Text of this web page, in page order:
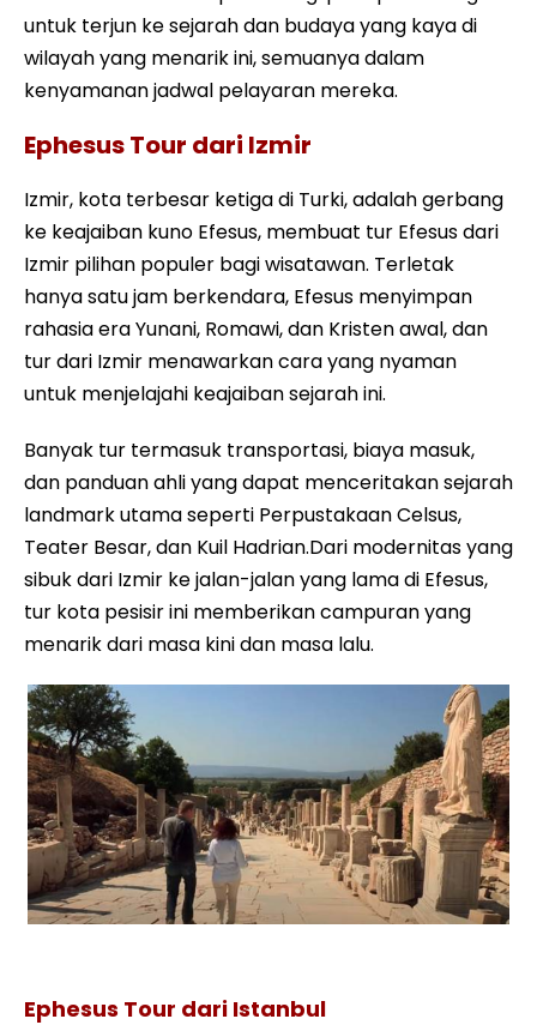
untuk terjun ke sejarah dan budaya yang kaya di
wilayah yang menarik ini, semuanya dalam
kenyamanan jadwal pelayaran mereka.
Ephesus Tour dari Izmir
Izmir, kota terbesar ketiga di Turki, adalah gerbang
ke keajaiban kuno Efesus, membuat tur Efesus dari
Izmir pilihan populer bagi wisatawan. Terletak
hanya satu jam berkendara, Efesus menyimpan
rahasia era Yunani, Romawi, dan Kristen awal, dan
tur dari Izmir menawarkan cara yang nyaman
untuk menjelajahi keajaiban sejarah ini.
Banyak tur termasuk transportasi, biaya masuk,
dan panduan ahli yang dapat menceritakan sejarah
landmark utama seperti Perpustakaan Celsus,
Teater Besar, dan Kuil Hadrian.Dari modernitas yang
sibuk dari Izmir ke jalan-jalan yang lama di Efesus,
tur kota pesisir ini memberikan campuran yang
menarik dari masa kini dan masa lalu.
Ephesus Tour dari Istanbul